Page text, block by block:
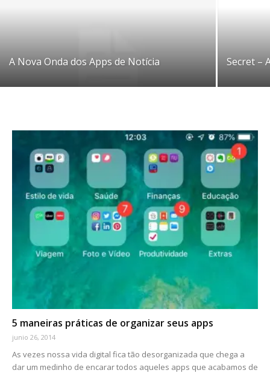
A Nova Onda dos Apps de Notícia Secret –
5 maneiras práticas de organizar seus apps
junio 26, 2014
As vezes nossa vida digital fica tão desorganizada que chega a
dar um medinho de encarar todos aqueles apps que acabamos de